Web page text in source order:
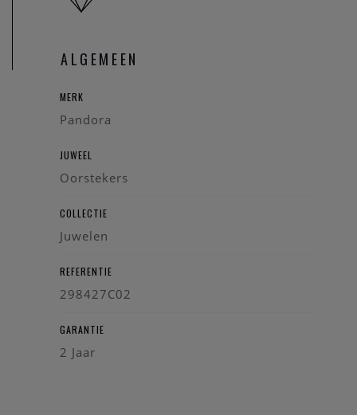
ALGEMEEN
MERK
Pandora
JUWEEL
Oorstekers
COLLECTIE
Juwelen
REFERENTIE
298427C02
GARANTIE
2 Jaar